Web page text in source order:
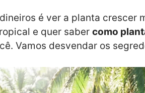
é ver a planta crescer
e quer saber como
Vamos desvendar os